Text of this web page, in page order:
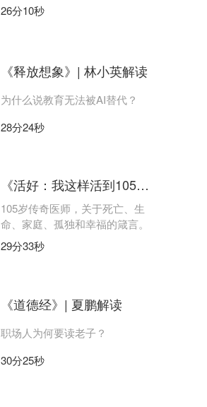
26分10秒
《释放想象》| 林小英解读
为什么说教育无法被AI替代？
28分24秒
《活好：我这样活到105岁》| 徐学勤解读
105岁传奇医师，关于死亡、生
命、家庭、孤独和幸福的箴言。
29分33秒
《道德经》| 夏鹏解读
职场人为何要读老子？
30分25秒